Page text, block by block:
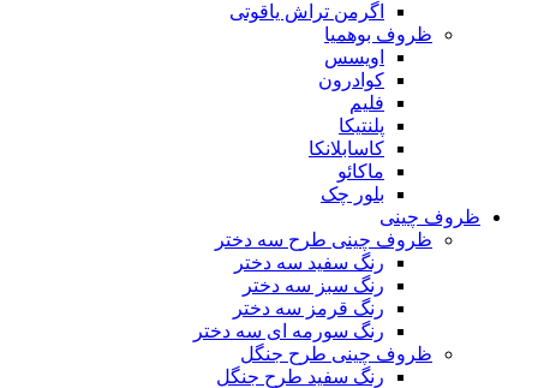
اگرمن تراش یاقوتی
ظروف بوهمیا
اویسس
کوادرون
فلیم
پلنتیکا
کاسابلانکا
ماکائو
بلور چک
ظروف چینی
ظروف چینی طرح سه دختر
رنگ سفید سه دختر
رنگ سبز سه دختر
رنگ قرمز سه دختر
رنگ سورمه ای سه دختر
ظروف چینی طرح جنگل
رنگ سفید طرح جنگل